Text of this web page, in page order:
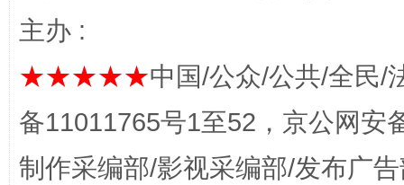
主办 :
★★★★★中国/公众/公共/全民/
备11011765号1至52，京公网安
制作采编部/影视采编部/发布广